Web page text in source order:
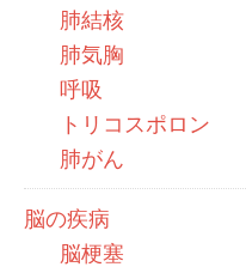
肺結核
肺気胸
呼吸
トリコスポロン
肺がん
脳の疾病
脳梗塞